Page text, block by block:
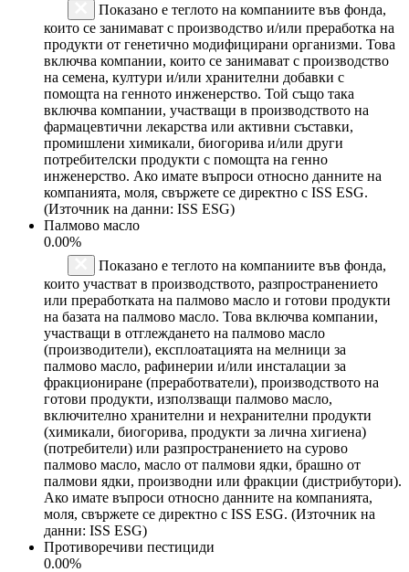
Показано е теглото на компаниите във фонда,
които се занимават с производство и/или преработка на
продукти от генетично модифицирани организми. Това
включва компании, които се занимават с производство
на семена, култури и/или хранителни добавки с
помощта на генното инженерство. Той също така
включва компании, участващи в производството на
фармацевтични лекарства или активни съставки,
промишлени химикали, биогорива и/или други
потребителски продукти с помощта на генно
инженерство. Ако имате въпроси относно данните на
компанията, моля, свържете се директно с ISS ESG.
(Източник на данни: ISS ESG)
Палмово масло
0.00%
Показано е теглото на компаниите във фонда,
които участват в производството, разпространението
или преработката на палмово масло и готови продукти
на базата на палмово масло. Това включва компании,
участващи в отглеждането на палмово масло
(производители), експлоатацията на мелници за
палмово масло, рафинерии и/или инсталации за
фракциониране (преработватели), производството на
готови продукти, използващи палмово масло,
включително хранителни и нехранителни продукти
(химикали, биогорива, продукти за лична хигиена)
(потребители) или разпространението на сурово
палмово масло, масло от палмови ядки, брашно от
палмови ядки, производни или фракции (дистрибутори).
Ако имате въпроси относно данните на компанията,
моля, свържете се директно с ISS ESG. (Източник на
данни: ISS ESG)
Противоречиви пестициди
0.00%